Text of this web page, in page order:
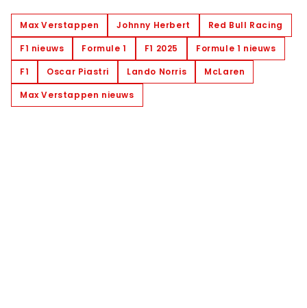
Max Verstappen Johnny Herbert
Red Bull Racing
F1 nieuws
Formule 1 F1 2025
Formule 1 nieuws
F1
Oscar Piastri Lando Norris
McLaren
Max Verstappen nieuws